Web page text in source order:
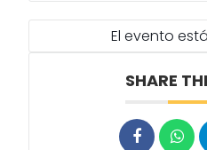
El evento
SHARE